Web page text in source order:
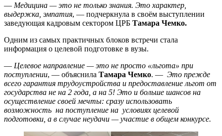
— Медицина — это не только знания. Это характер,
выдержка, эмпатия, — подчеркнула в своём выступлении
заведующая кадровым сектором ЦРБ Тамара Чемко.
Одним из самых практичных блоков встречи стала
информация о целевой подготовке в вузы.
— Целевое направление — это не просто «льгота» при
поступлении, — объяснила Тамара Чемко. — Это прежде
всего гарантия трудоустройства и предоставление льгот от
государства не на 2 года, а на 5! Это и больше шансов на
осуществление своей мечты: сразу использовать
возможность на поступление на условиях целевой
подготовки, а в случае неудачи — участие в общем конкурсе.